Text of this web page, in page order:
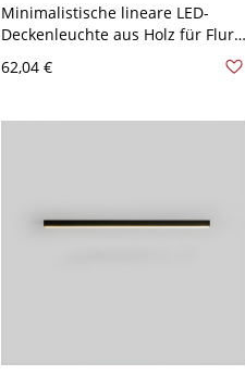
Minimalistische lineare LED-
Deckenleuchte aus Holz für Flur -
Walnuss Farbe 110V-120V 60,96
cm Weißlicht
62,04 €